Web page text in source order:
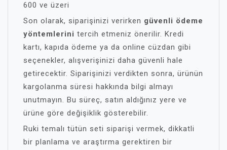
600 ve üzeri
Son olarak, siparişinizi verirken güvenli ödeme
yöntemlerini tercih etmeniz önerilir. Kredi
kartı, kapıda ödeme ya da online cüzdan gibi
seçenekler, alışverişinizi daha güvenli hale
getirecektir. Siparişinizi verdikten sonra, ürünün
kargolanma süresi hakkında bilgi almayı
unutmayın. Bu süreç, satın aldığınız yere ve
ürüne göre değişiklik gösterebilir.
Ruki temalı tütün seti siparişi vermek, dikkatli
bir planlama ve araştırma gerektiren bir